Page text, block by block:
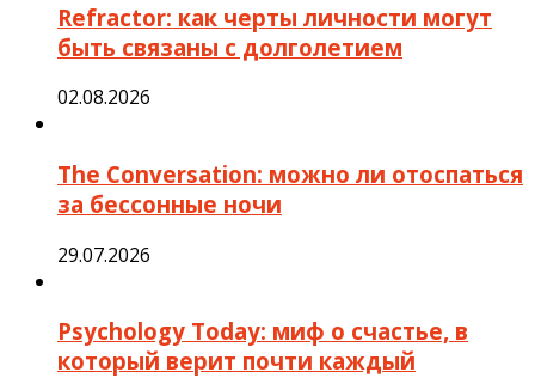
Refractor: как черты личности могут
быть связаны с долголетием
02.08.2026
The Conversation: можно ли отоспаться
за бессонные ночи
29.07.2026
Psychology Today: миф о счастье, в
который верит почти каждый